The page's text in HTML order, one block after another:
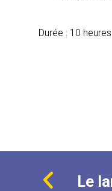
Durée : 10 heures
Le